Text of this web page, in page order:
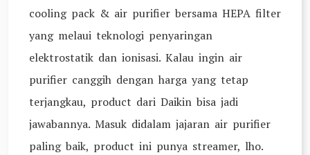
cooling pack & air purifier bersama HEPA filter
yang melaui teknologi penyaringan
elektrostatik dan ionisasi. Kalau ingin air
purifier canggih dengan harga yang tetap
terjangkau, product dari Daikin bisa jadi
jawabannya. Masuk didalam jajaran air purifier
paling baik, product ini punya streamer, lho.